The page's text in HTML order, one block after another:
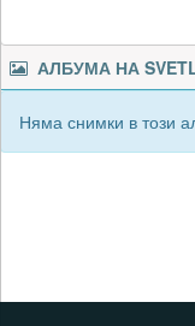
АЛБУМА НА
Няма снимки в този